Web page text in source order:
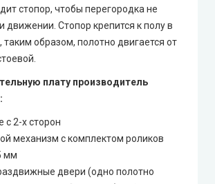
стопор, чтобы перегородка не
движении. Стопор крепится к полу в
таким образом, полотно двигается от
плату производитель
с 2-х сторон
механизм с комплектом роликов
мм
двери (одно полотно